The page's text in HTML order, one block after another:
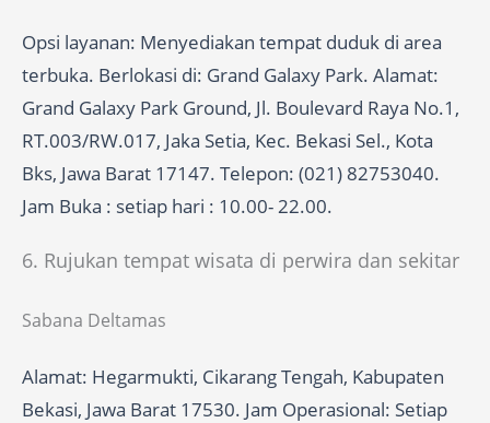
Opsi layanan: Menyediakan tempat duduk di area
terbuka. Berlokasi di: Grand Galaxy Park. Alamat:
Grand Galaxy Park Ground, Jl. Boulevard Raya No.1,
RT.003/RW.017, Jaka Setia, Kec. Bekasi Sel., Kota
Bks, Jawa Barat 17147. Telepon: (021) 82753040.
Jam Buka : setiap hari : 10.00- 22.00.
6. Rujukan tempat wisata di perwira dan sekitar
Sabana Deltamas
Alamat: Hegarmukti, Cikarang Tengah, Kabupaten
Bekasi, Jawa Barat 17530. Jam Operasional: Setiap